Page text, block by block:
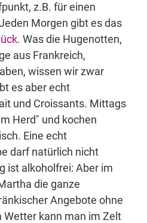
z.B. für einen
Morgen gibt es das
. Was die Hugenotten,
aus Frankreich,
wissen wir zwar
es aber echt
und Croissants. Mittags
Herd" und kochen
Eine echt
darf natürlich nicht
ist alkoholfrei: Aber im
die ganze
Angebote ohne
Wetter kann man im Zelt